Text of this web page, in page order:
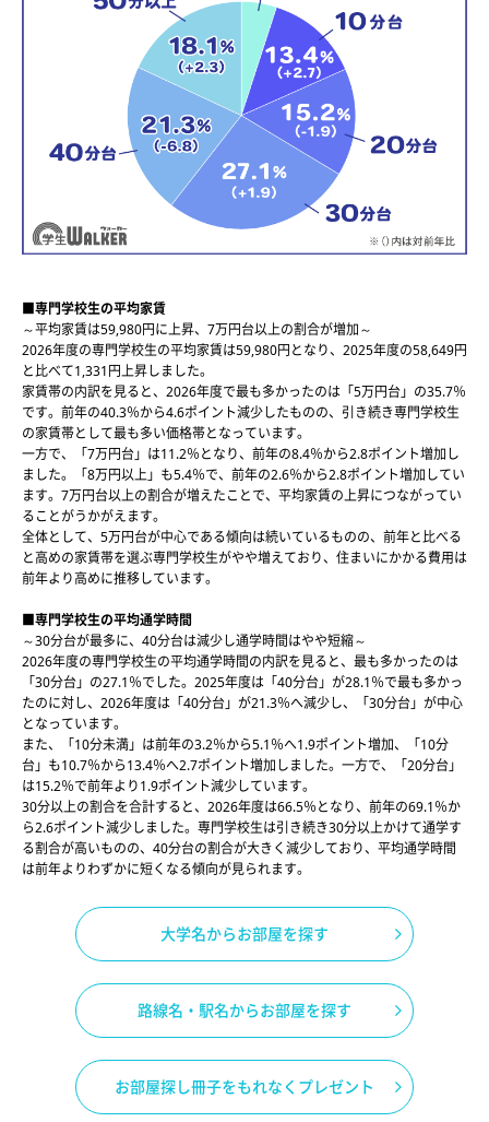
■専門学校生の平均家賃
～平均家賃は59,980円に上昇、7万円台以上の割合が増加～
2026年度の専門学校生の平均家賃は59,980円となり、2025年度の58,649円
と比べて1,331円上昇しました。
家賃帯の内訳を見ると、2026年度で最も多かったのは「5万円台」の35.7％
です。前年の40.3％から4.6ポイント減少したものの、引き続き専門学校生
の家賃帯として最も多い価格帯となっています。
一方で、「7万円台」は11.2％となり、前年の8.4％から2.8ポイント増加し
ました。「8万円以上」も5.4％で、前年の2.6％から2.8ポイント増加してい
ます。7万円台以上の割合が増えたことで、平均家賃の上昇につながってい
ることがうかがえます。
全体として、5万円台が中心である傾向は続いているものの、前年と比べる
と高めの家賃帯を選ぶ専門学校生がやや増えており、住まいにかかる費用は
前年より高めに推移しています。
■専門学校生の平均通学時間
～30分台が最多に、40分台は減少し通学時間はやや短縮～
2026年度の専門学校生の平均通学時間の内訳を見ると、最も多かったのは
「30分台」の27.1％でした。2025年度は「40分台」が28.1％で最も多かっ
たのに対し、2026年度は「40分台」が21.3％へ減少し、「30分台」が中心
となっています。
また、「10分未満」は前年の3.2％から5.1％へ1.9ポイント増加、「10分
台」も10.7％から13.4％へ2.7ポイント増加しました。一方で、「20分台」
は15.2％で前年より1.9ポイント減少しています。
30分以上の割合を合計すると、2026年度は66.5％となり、前年の69.1％か
ら2.6ポイント減少しました。専門学校生は引き続き30分以上かけて通学す
る割合が高いものの、40分台の割合が大きく減少しており、平均通学時間
は前年よりわずかに短くなる傾向が見られます。
大学名からお部屋を探す
路線名・駅名からお部屋を探す
お部屋探し冊子をもれなくプレゼント